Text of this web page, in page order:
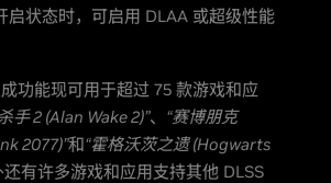
启状态时，可启用 DLAA 或超级性能
功能现可用于超过 75 款游戏和应
手 2 (Alan Wake 2)”、 “赛博朋克
2077)”和“霍格沃茨之遗 (Hogwarts
有许多游戏和应用支持其他 DLSS